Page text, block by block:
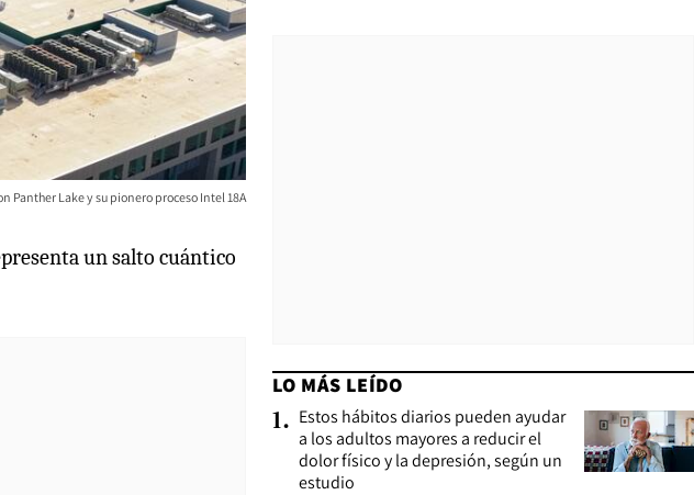
Panther Lake y su pionero proceso Intel 18A
un salto cuántico
LO MÁS LEÍDO
1. Estos hábitos diarios pueden ayudar
a los adultos mayores a reducir el
dolor físico y la depresión, según un
estudio